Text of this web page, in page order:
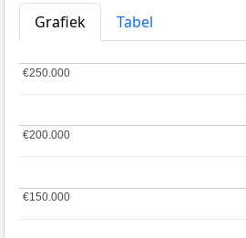
Grafiek
Tabel
€150.000
€150.000
€200.000
€200.000
€250.000
€250.000